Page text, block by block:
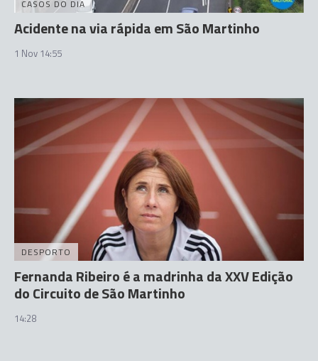
CASOS DO DIA
Acidente na via rápida em São Martinho
1 Nov 14:55
DESPORTO
Fernanda Ribeiro é a madrinha da XXV Edição
do Circuito de São Martinho
14:28